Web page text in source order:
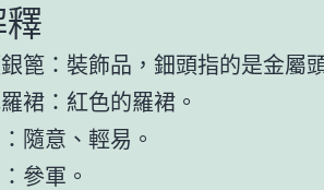
篦：裝飾品，鈿頭指的是金屬
裙：紅色的羅裙。
隨意、輕易。
參軍。